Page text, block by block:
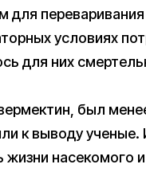
условиях
для них
был
к выводу ученые.
жизни насекомого